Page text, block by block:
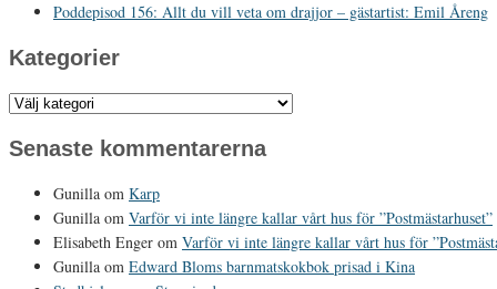
Poddepisod 156: Allt du vill veta om drajjor – gästartist: Emil Åreng
Kategorier
Kategorier
Senaste kommentarerna
Gunilla om Karp
Gunilla om Varför vi inte längre kallar vårt hus för ”Postmästarhuset”
Elisabeth Enger om Varför vi inte längre kallar vårt hus för
Gunilla om Edward Bloms barnmatskokbok prisad i Kina